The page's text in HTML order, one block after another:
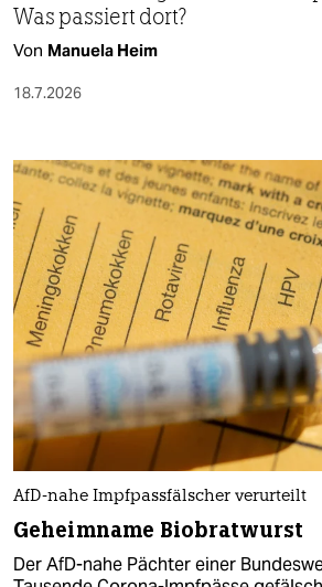
Was passiert dort?
Von Manuela Heim
18.7.2026
AfD-nahe Impfpassfälscher verurteilt
Geheimname Biobratwurst
Der AfD-nahe Pächter einer